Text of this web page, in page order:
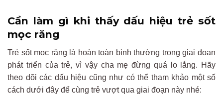
Cần làm gì khi thấy dấu hiệu trẻ sốt
mọc răng
Trẻ sốt mọc răng là hoàn toàn bình thường trong giai đoạn
phát triển của trẻ, vì vậy cha mẹ đừng quá lo lắng. Hãy
theo dõi các dấu hiệu cũng như có thể tham khảo một số
cách dưới đây để cùng trẻ vượt qua giai đoạn này nhé: